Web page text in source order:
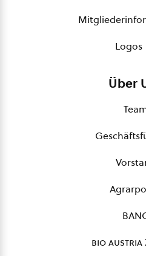
Logos
Über
bio austria